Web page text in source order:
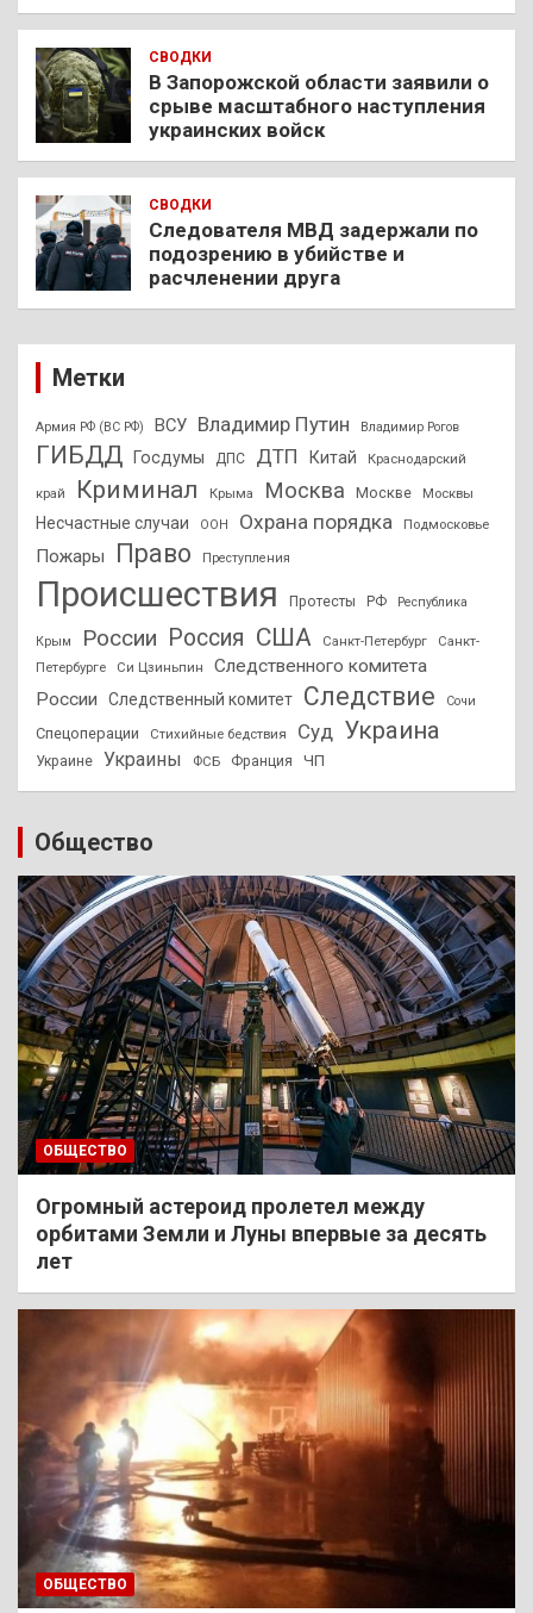
СВОДКИ
В Запорожской области заявили о
срыве масштабного наступления
украинских войск
СВОДКИ
Следователя МВД задержали по
подозрению в убийстве и
расчленении друга
Метки
Армия РФ (ВС РФ) ВСУ Владимир Путин Владимир Рогов
ГИБДД Госдумы ДПС ДТП Китай Краснодарский
край Криминал Крыма Москва Москве Москвы
Несчастные случаи ООН Охрана порядка Подмосковье
Пожары Право Преступления
Происшествия Протесты РФ Республика
Крым России Россия США Санкт-Петербург
Санкт-
Петербурге
Си Цзиньпин
Следственного комитета
России
Следственный комитет Следствие Сочи
Спецоперации Стихийные бедствия Суд Украина
Украине Украины ФСБ Франция ЧП
Общество
ОБЩЕСТВО
Огромный астероид пролетел между
орбитами Земли и Луны впервые за десять
лет
ОБЩЕСТВО